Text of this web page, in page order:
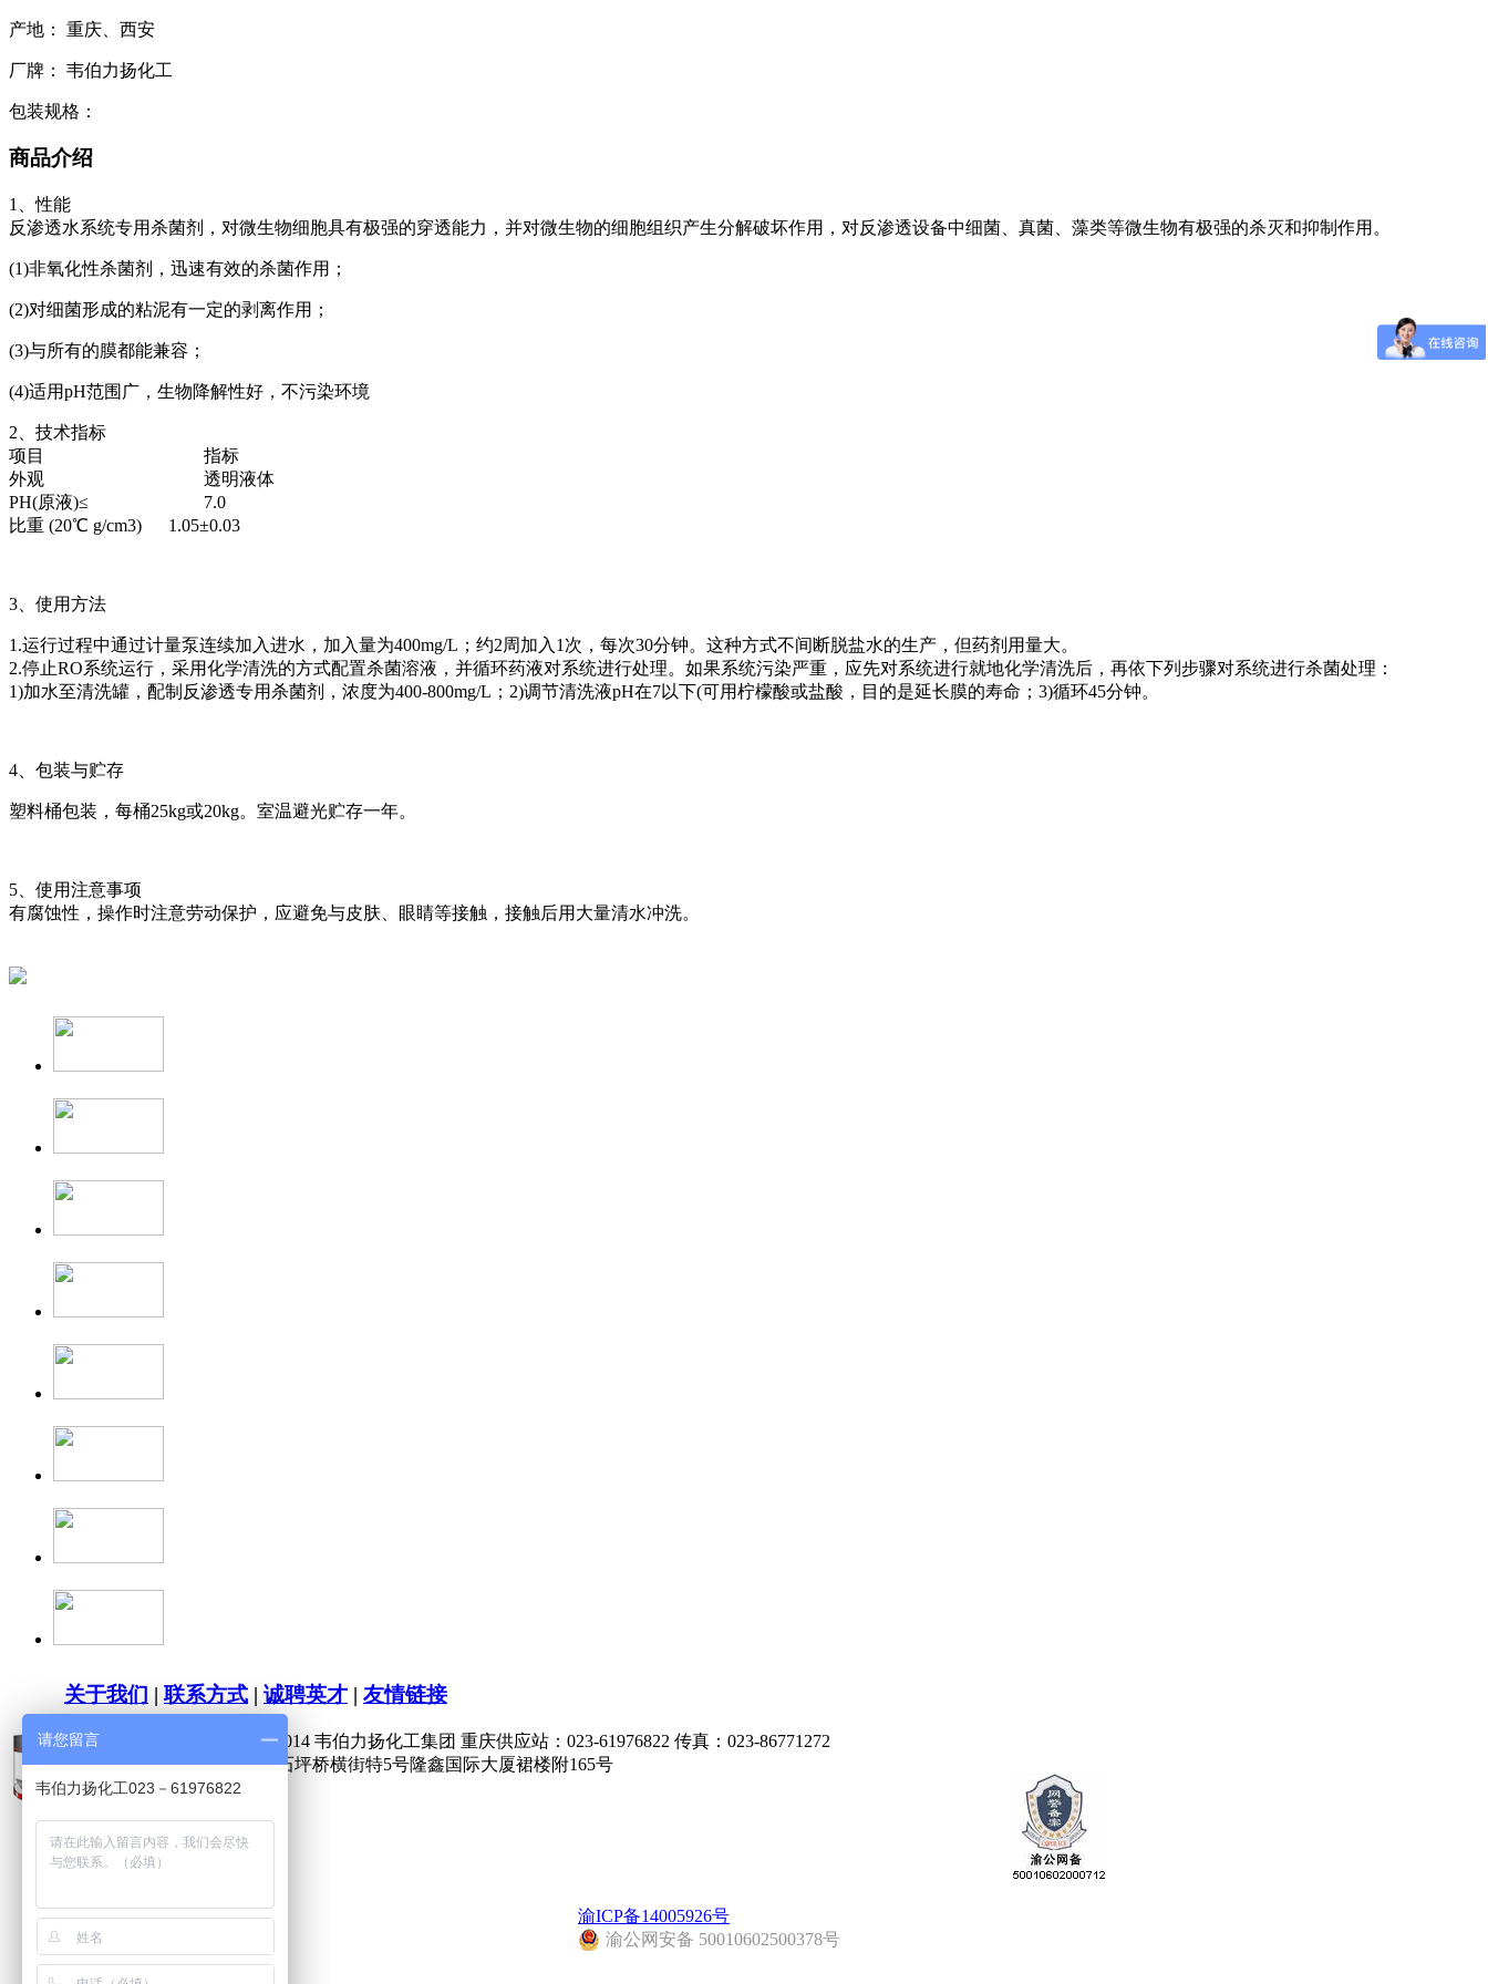
产地： 重庆、西安
厂牌： 韦伯力扬化工
包装规格：
商品介绍
1、性能
反渗透水系统专用杀菌剂，对微生物细胞具有极强的穿透能力，并对微生物的细胞组织产生分解破坏作用，对反渗透设备中细菌、真菌、藻类等微生物有极强的杀灭和抑制作用。
(1)非氧化性杀菌剂，迅速有效的杀菌作用；
(2)对细菌形成的粘泥有一定的剥离作用；
(3)与所有的膜都能兼容；
(4)适用pH范围广，生物降解性好，不污染环境
2、技术指标
项目
指标
外观
透明液体
PH(原液)≤
7.0
比重 (20℃ g/cm3)
1.05±0.03
3、使用方法
1.运行过程中通过计量泵连续加入进水，加入量为400mg/L；约2周加入1次，每次30分钟。这种方式不间断脱盐水的生产，但药剂用量大。
2.停止RO系统运行，采用化学清洗的方式配置杀菌溶液，并循环药液对系统进行处理。如果系统污染严重，应先对系统进行就地化学清洗后，再依下列步骤对系统进行杀菌处理：
1)加水至清洗罐，配制反渗透专用杀菌剂，浓度为400-800mg/L；2)调节清洗液pH在7以下(可用柠檬酸或盐酸，目的是延长膜的寿命；3)循环45分钟。
4、包装与贮存
塑料桶包装，每桶25kg或20kg。室温避光贮存一年。
5、使用注意事项
有腐蚀性，操作时注意劳动保护，应避免与皮肤、眼睛等接触，接触后用大量清水冲洗。
关于我们 |联系方式 | 诚聘英才 | 友情链接
版权所有 Copyright(C)2009-2014 韦伯力扬化工集团 重庆供应站：023-61976822 传真：023-86771272
公司地址：重庆市九龙坡区石坪桥横街特5号隆鑫国际大厦裙楼附165号
渝ICP备14005926号
渝公网安备 50010602500378号
请您留言
韦伯力扬化工023－61976822